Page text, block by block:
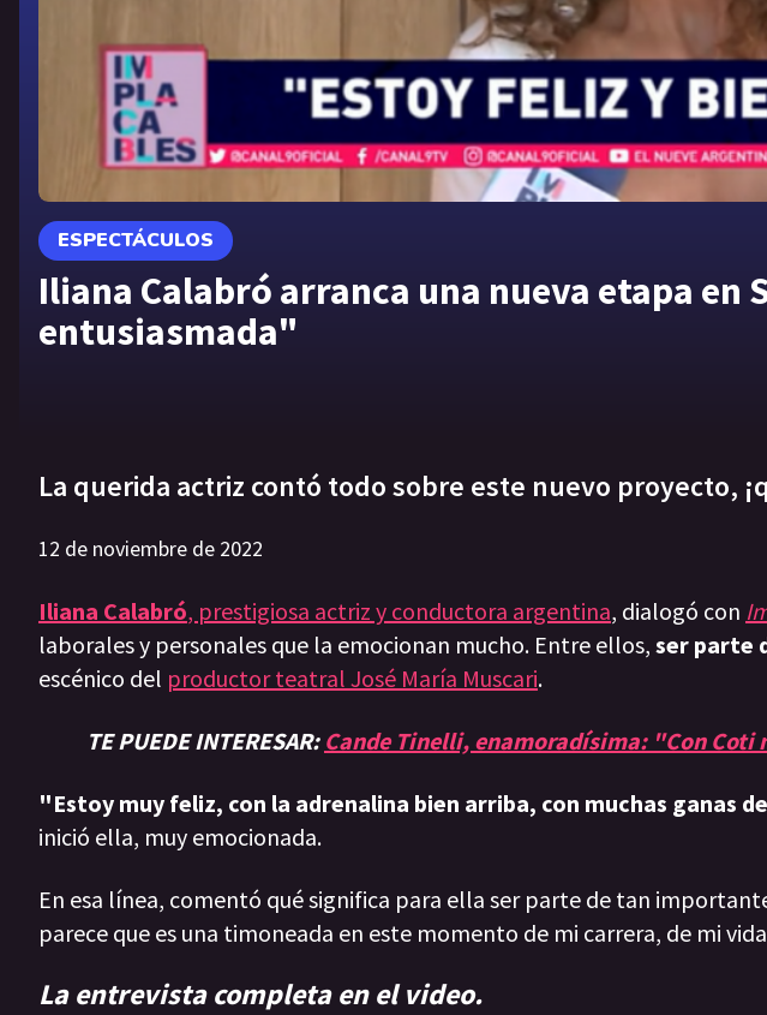
ESPECTÁCULOS
Iliana Calabró arranca una nueva etapa en
entusiasmada"
La querida actriz contó todo sobre este nuevo proyecto,
12 de noviembre de 2022
Iliana Calabró, prestigiosa actriz y conductora argentina, dialogó con
laborales y personales que la emocionan mucho. Entre ellos, ser parte
escénico del productor teatral José María Muscari.
TE PUEDE INTERESAR: Cande Tinelli, enamoradísima: "Con Coti
"Estoy muy feliz, con la adrenalina bien arriba, con muchas ganas
inició ella, muy emocionada.
En esa línea, comentó qué significa para ella ser parte de tan
parece que es una timoneada en este momento de mi carrera, de mi
La entrevista completa en el video.